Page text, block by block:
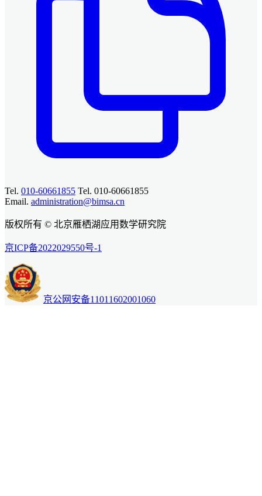
Tel. 010-60661855 Tel. 010-60661855
Email. administration@bimsa.cn
版权所有 © 北京雁栖湖应用数学研究院
京ICP备2022029550号-1
京公网安备11011602001060